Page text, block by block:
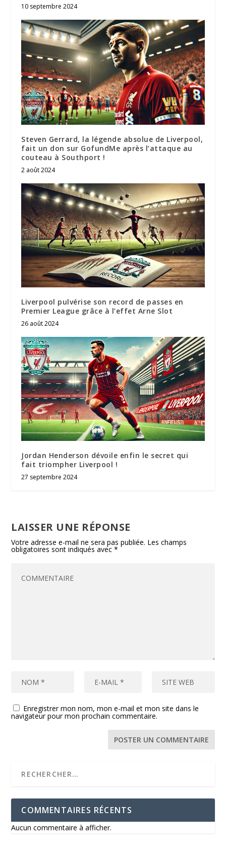
10 septembre 2024
Steven Gerrard, la légende absolue de Liverpool,
fait un don sur GofundMe après l’attaque au
couteau à Southport !
2 août 2024
Liverpool pulvérise son record de passes en
Premier League grâce à l’effet Arne Slot
26 août 2024
Jordan Henderson dévoile enfin le secret qui
fait triompher Liverpool !
27 septembre 2024
LAISSER UNE RÉPONSE
Votre adresse e-mail ne sera pas publiée. Les champs
obligatoires sont indiqués avec*
Enregistrer mon nom, mon e-mail et mon site dans le
navigateur pour mon prochain commentaire.
COMMENTAIRES RÉCENTS
Aucun commentaire à afficher.